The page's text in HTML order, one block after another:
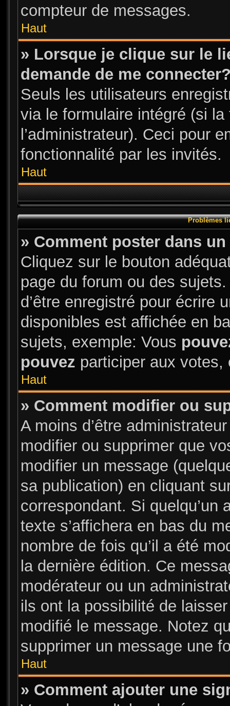
compteur de messages.
Haut
» Lorsque je clique sur le
demande de me
Seuls les utilisateurs
via le formulaire intégré (si
l’administrateur). Ceci pour
fonctionnalité par les invités.
Haut
Problèmes
» Comment poster dans
Cliquez sur le bouton
page du forum ou des
d’être enregistré pour écrire
disponibles est affichée en
sujets, exemple: Vous
pouvez participer aux votes,
Haut
» Comment modifier ou
A moins d’être
modifier ou supprimer que
modifier un message
sa publication) en cliquant
correspondant. Si quelqu’un
texte s’affichera en bas du
nombre de fois qu’il a été
la dernière édition. Ce
modérateur ou un
ils ont la possibilité de
modifié le message. Notez
supprimer un message une
Haut
» Comment ajouter une